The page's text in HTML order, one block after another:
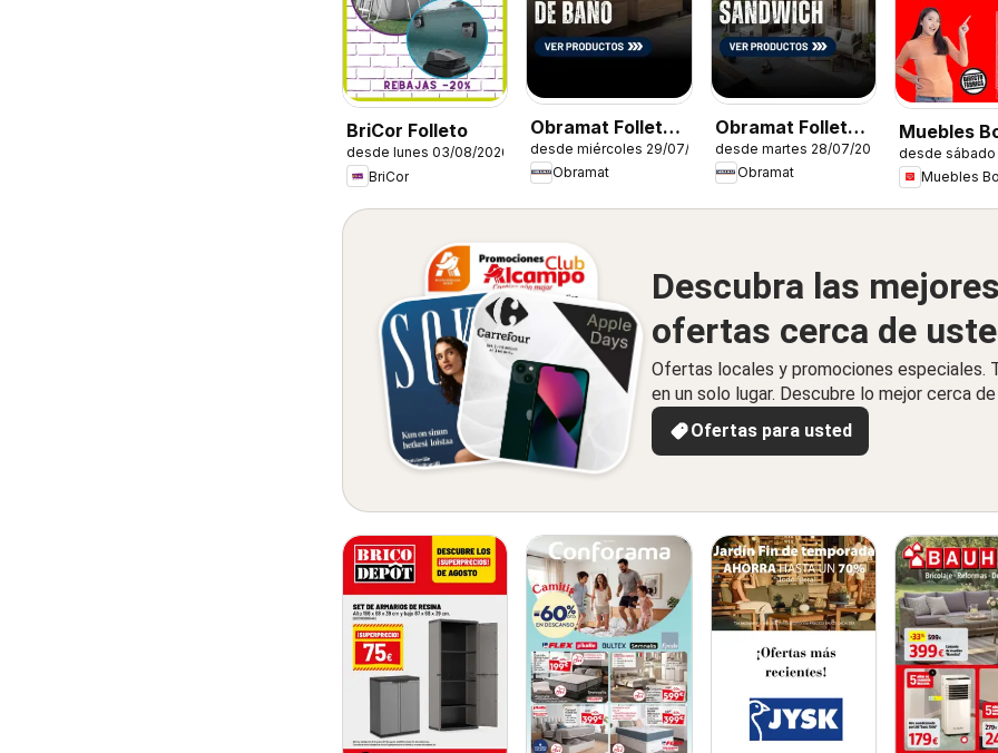
BriCor Folleto
desde lunes 03/08/2026
BriCor
Obramat Folleto -
Muebles de baño
desde miércoles 29/07/2026
Obramat
Obramat Folleto -
Paneles
Sandwich
desde martes 28/07/2026
Obramat
Muebles
Folleto
desde sábado
Muebles
Descubra las mejores
ofertas cerca de
Ofertas locales y promociones especiales.
en un solo lugar. Descubre lo mejor cerca
Ofertas para usted